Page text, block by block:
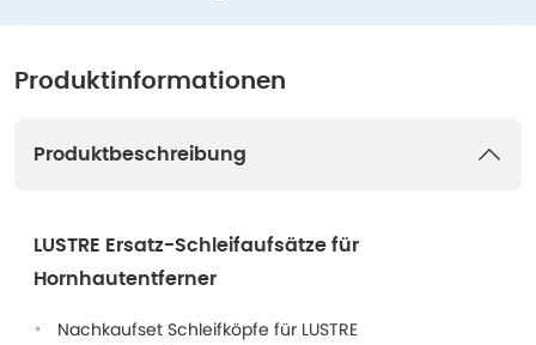
Produktinformationen
Produktbeschreibung
LUSTRE Ersatz-Schleifaufsätze für
Hornhautentferner
Nachkaufset Schleifköpfe für LUSTRE